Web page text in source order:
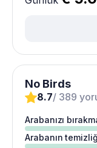
No Birds
8.7/ 389
Arabanızı
Arabanın